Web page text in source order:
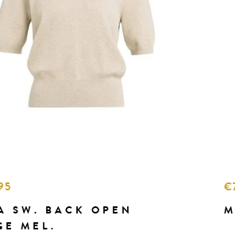
SW. BACK OPEN
MEL.